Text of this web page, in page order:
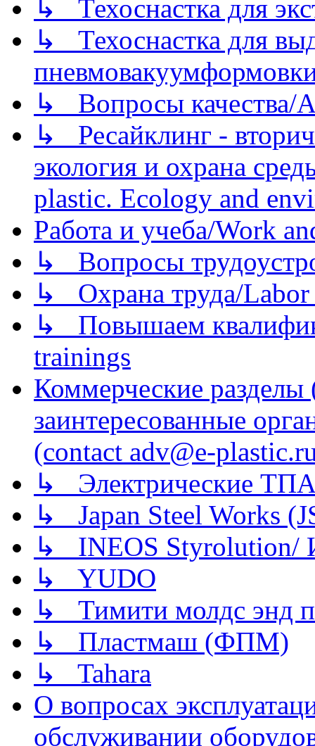
↳ Техоснастка для
↳ Техоснастка для
↳ Вопросы качества/
↳ Ресайклинг -
экология и охрана
plastic. Ecology and
Работа и учеба/Work
↳ Вопросы
↳ Охрана труда/Labor
↳ Повышаем
trainings
Коммерческие
заинтересованные
(contact adv@e-
↳ Электрические
↳ Japan Steel Works
↳ INEOS
↳ YUDO
↳ Тимити молдс энд
↳ Пластмаш (ФПМ)
↳ Tahara
О вопросах
обслуживании